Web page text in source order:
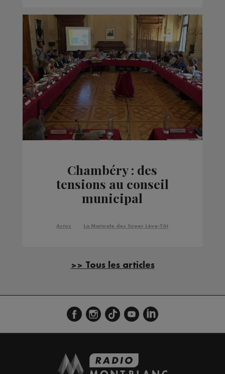
Chambéry : des
tensions au conseil
municipal
Actus La Matinale des Super Lève-Tôt
>> Tous les articles